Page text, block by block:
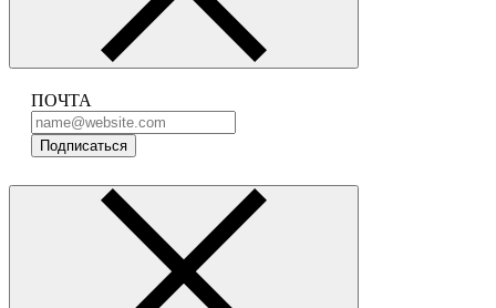
ПОЧТА
Подписаться